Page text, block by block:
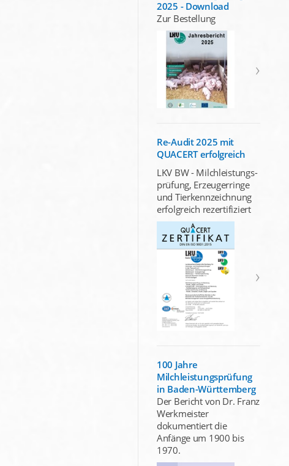
2025 - Download
Zur Bestellung
Re-Audit 2025 mit
QUACERT erfolgreich
LKV BW - Milchleistungs-
prüfung, Erzeugerringe
und Tierkennzeichnung
erfolgreich rezertifiziert
100 Jahre
Milchleistungsprüfung
in Baden-Württemberg
Der Bericht von Dr. Franz
Werkmeister
dokumentiert die
Anfänge um 1900 bis
1970.